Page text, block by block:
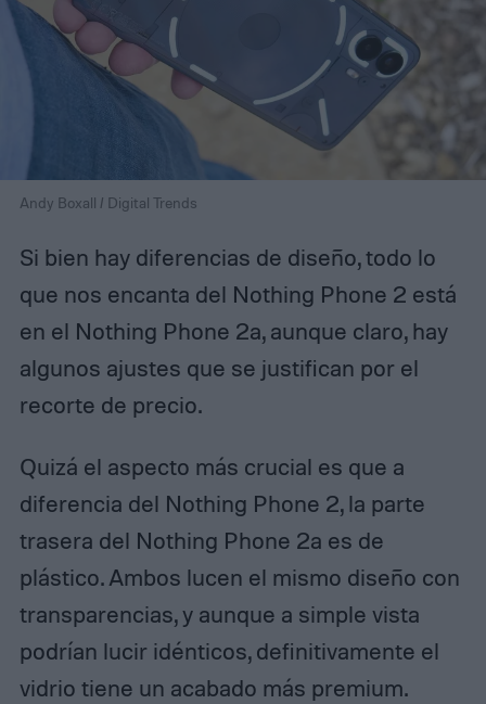
Andy Boxall / Digital Trends
Si bien hay diferencias de diseño, todo lo
que nos encanta del Nothing Phone 2 está
en el Nothing Phone 2a, aunque claro, hay
algunos ajustes que se justifican por el
recorte de precio.
Quizá el aspecto más crucial es que a
diferencia del Nothing Phone 2, la parte
trasera del Nothing Phone 2a es de
plástico. Ambos lucen el mismo diseño con
transparencias, y aunque a simple vista
podrían lucir idénticos, definitivamente el
vidrio tiene un acabado más premium.